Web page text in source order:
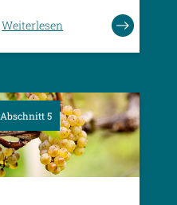
Weiterlesen
Abschnitt 5